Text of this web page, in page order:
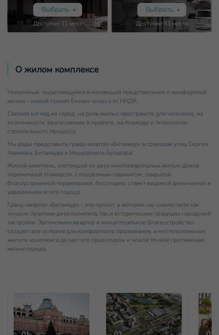
Выбрать
Доступно 11 мест
Выбрать
Доступно53 места
О жилом комплексе
Уверенный, выделяющийся и меняющий представление о комфортной
жизни – новый проект бизнес-класса от ННДК.
Свежий взгляд на город, на роль жилых пространств для человека, на
возможности, реализуемые в проекте, на подходы и технологии
строительного процесса.
Мы рады представить гранд-квартал «Бетанкур» в границах улиц Сергея
Акимова, Бетанкура и Мещерского бульвара!
Жилой комплекс, состоящий из двух многоквартирных жилых домов
переменной этажности, с подземным паркингом, закрытой
благоустроенной территорией, бесспорно, станет видовой доминантой и
украшением всего города.
Гранд-квартал «Бетанкур» – это проект, в котором мы совместили как
лучшие практики девелопмента, так и исторические традиции городской
застройки. Эргономика квартир и концептуальное благоустройство
создают все условия для комфортного проживания, а местоположение
жилого комплекса делает его ориентиром и новой точкой притяжения
жизни города.